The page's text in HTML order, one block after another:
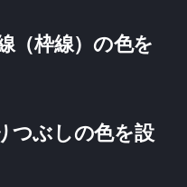
線）の色を
しの色を設